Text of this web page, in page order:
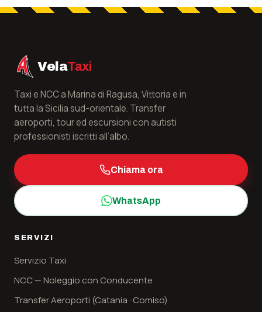
VelaTaxi
Taxi e NCC a Marina di Ragusa, Vittoria e in
tutta la Sicilia sud-orientale. Transfer
aeroporti, tour ed escursioni con autisti
professionisti iscritti all’albo.
Chiama ora
WhatsApp
SERVIZI
Servizio Taxi
NCC — Noleggio con Conducente
Transfer Aeroporti (Catania · Comiso)